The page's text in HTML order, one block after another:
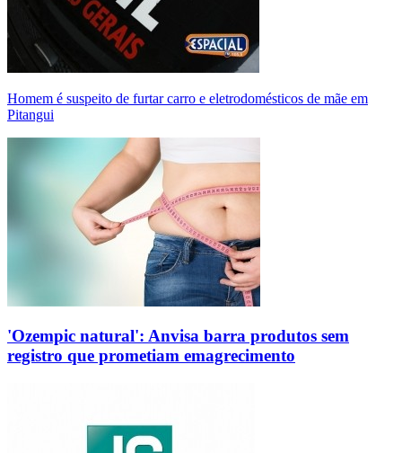
Homem é suspeito de furtar carro e eletrodomésticos de mãe em
Pitangui
'Ozempic natural': Anvisa barra produtos sem
registro que prometiam emagrecimento